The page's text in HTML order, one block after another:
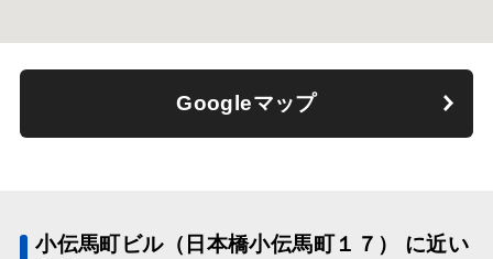
Googleマップ
小伝馬町ビル（日本橋小伝馬町１７） に近い